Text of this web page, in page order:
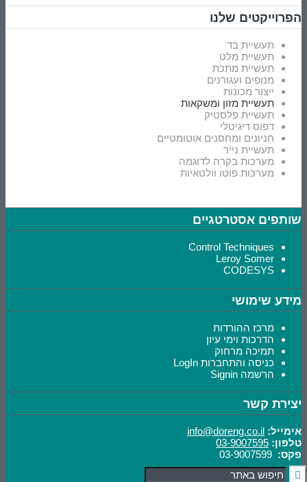
הפרוייקטים שלנו
תעשיית בד
תעשיית מלט
תעשיית מתכת
מנופים ועגורנים
ייצור מכונות
תעשיית מזון ומשקאות
תעשיית פלסטיק
דפוס דיגיטלי
חניונים ומחסנים אוטומטיים
תעשיית נייר
מערכות בקרה לדוגמה
מערכות פוטו וולטאיות
שותפים אסטרטגיים
Control Techniques
Leroy Somer
CODESYS
מידע שימושי
מרכז ההורדות
הדרכות וימי עיון
תמיכה מרחוק
כניסה והתחברות LogIn
הרשמה Signin
יצירת קשר
אימייל: info@doreng.co.il
טלפון: 03-9007595
פקס: